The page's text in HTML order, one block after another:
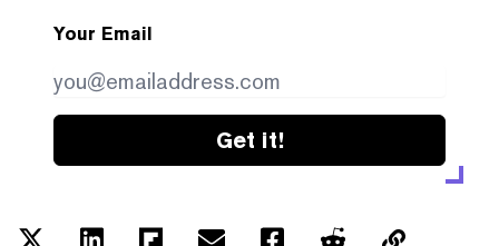
Your Email
Get it!